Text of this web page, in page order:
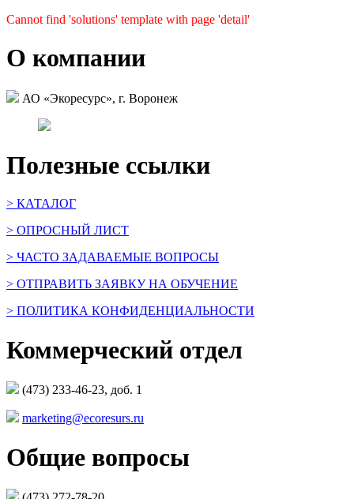
Cannot find 'solutions' template with page 'detail'
О компании
АО «Экоресурс», г. Воронеж
Полезные ссылки
> КАТАЛОГ
> ОПРОСНЫЙ ЛИСТ
> ЧАСТО ЗАДАВАЕМЫЕ ВОПРОСЫ
> ОТПРАВИТЬ ЗАЯВКУ НА ОБУЧЕНИЕ
> ПОЛИТИКА КОНФИДЕНЦИАЛЬНОСТИ
Коммерческий отдел
(473) 233-46-23, доб. 1
marketing@ecoresurs.ru
Общие вопросы